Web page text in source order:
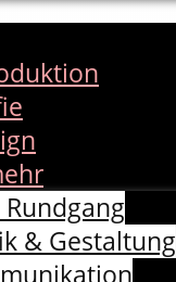
Rundgang
& Gestaltung